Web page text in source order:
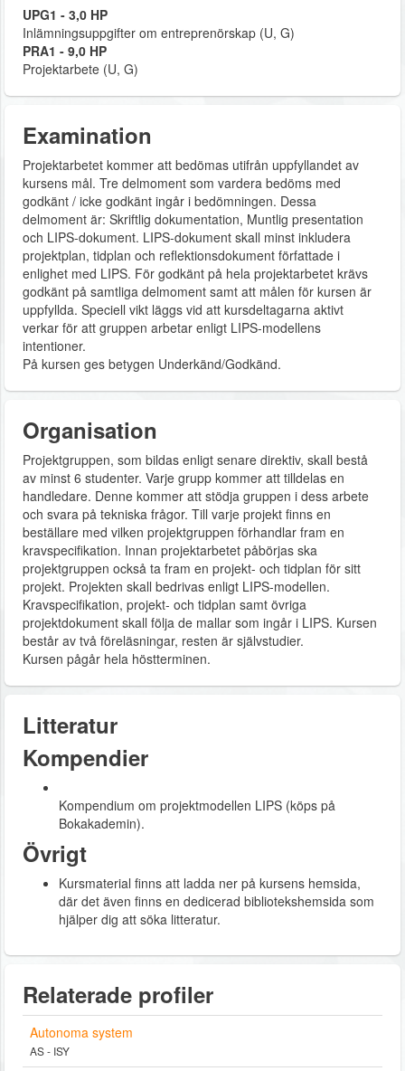
UPG1 - 3,0 HP
Inlämningsuppgifter om entreprenörskap (U, G)
PRA1 - 9,0 HP
Projektarbete (U, G)
Examination
Projektarbetet kommer att bedömas utifrån uppfyllandet av
kursens mål. Tre delmoment som vardera bedöms med
godkänt / icke godkänt ingår i bedömningen. Dessa
delmoment är: Skriftlig dokumentation, Muntlig presentation
och LIPS-dokument. LIPS-dokument skall minst inkludera
projektplan, tidplan och reflektionsdokument författade i
enlighet med LIPS. För godkänt på hela projektarbetet krävs
godkänt på samtliga delmoment samt att målen för kursen är
uppfyllda. Speciell vikt läggs vid att kursdeltagarna aktivt
verkar för att gruppen arbetar enligt LIPS-modellens
intentioner.
På kursen ges betygen Underkänd/Godkänd.
Organisation
Projektgruppen, som bildas enligt senare direktiv, skall bestå
av minst 6 studenter. Varje grupp kommer att tilldelas en
handledare. Denne kommer att stödja gruppen i dess arbete
och svara på tekniska frågor. Till varje projekt finns en
beställare med vilken projektgruppen förhandlar fram en
kravspecifikation. Innan projektarbetet påbörjas ska
projektgruppen också ta fram en projekt- och tidplan för sitt
projekt. Projekten skall bedrivas enligt LIPS-modellen.
Kravspecifikation, projekt- och tidplan samt övriga
projektdokument skall följa de mallar som ingår i LIPS. Kursen
består av två föreläsningar, resten är självstudier.
Kursen pågår hela höstterminen.
Litteratur
Kompendier
Kompendium om projektmodellen LIPS (köps på
Bokakademin).
Övrigt
Kursmaterial finns att ladda ner på kursens hemsida,
där det även finns en dedicerad bibliotekshemsida som
hjälper dig att söka litteratur.
Relaterade profiler
Autonoma system
AS - ISY